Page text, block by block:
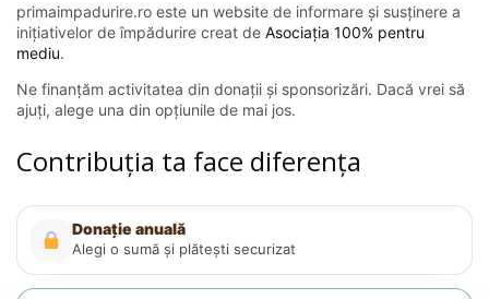
primaimpadurire.ro este un website de informare și susținere a
inițiativelor de împădurire creat de Asociația 100% pentru
mediu.
Ne finanțăm activitatea din donații și sponsorizări. Dacă vrei să
ajuți, alege una din opțiunile de mai jos.
Contribuția ta face diferența
Donație anuală
Alegi o sumă și plătești securizat